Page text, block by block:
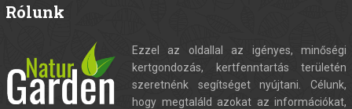
Rólunk
Ezzel az oldallal az igényes, minőségi
kertgondozás, kertfenntartás területén
szeretnénk segítséget nyújtani. Célunk,
hogy megtaláld azokat az információkat,